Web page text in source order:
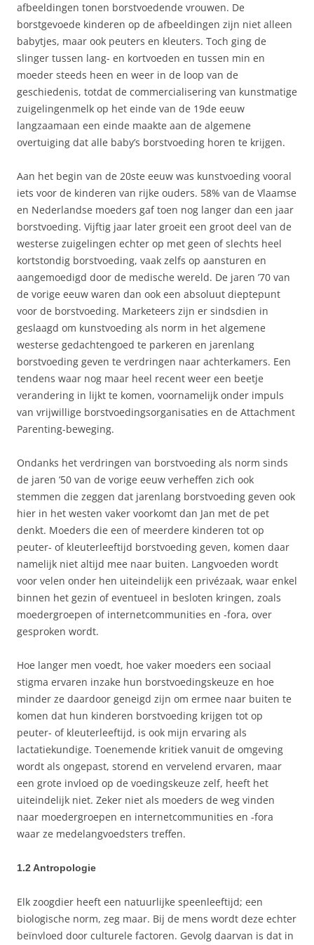
afbeeldingen tonen borstvoedende vrouwen. De
borstgevoede kinderen op de afbeeldingen zijn niet alleen
babytjes, maar ook peuters en kleuters. Toch ging de
slinger tussen lang- en kortvoeden en tussen min en
moeder steeds heen en weer in de loop van de
geschiedenis, totdat de commercialisering van kunstmatige
zuigelingenmelk op het einde van de 19de eeuw
langzaamaan een einde maakte aan de algemene
overtuiging dat alle baby’s borstvoeding horen te krijgen.
Aan het begin van de 20ste eeuw was kunstvoeding vooral
iets voor de kinderen van rijke ouders. 58% van de Vlaamse
en Nederlandse moeders gaf toen nog langer dan een jaar
borstvoeding. Vijftig jaar later groeit een groot deel van de
westerse zuigelingen echter op met geen of slechts heel
kortstondig borstvoeding, vaak zelfs op aansturen en
aangemoedigd door de medische wereld. De jaren ’70 van
de vorige eeuw waren dan ook een absoluut dieptepunt
voor de borstvoeding. Marketeers zijn er sindsdien in
geslaagd om kunstvoeding als norm in het algemene
westerse gedachtengoed te parkeren en jarenlang
borstvoeding geven te verdringen naar achterkamers. Een
tendens waar nog maar heel recent weer een beetje
verandering in lijkt te komen, voornamelijk onder impuls
van vrijwillige borstvoedingsorganisaties en de Attachment
Parenting-beweging.
Ondanks het verdringen van borstvoeding als norm sinds
de jaren ’50 van de vorige eeuw verheffen zich ook
stemmen die zeggen dat jarenlang borstvoeding geven ook
hier in het westen vaker voorkomt dan Jan met de pet
denkt. Moeders die een of meerdere kinderen tot op
peuter- of kleuterleeftijd borstvoeding geven, komen daar
namelijk niet altijd mee naar buiten. Langvoeden wordt
voor velen onder hen uiteindelijk een privézaak, waar enkel
binnen het gezin of eventueel in besloten kringen, zoals
moedergroepen of internetcommunities en -fora, over
gesproken wordt.
Hoe langer men voedt, hoe vaker moeders een sociaal
stigma ervaren inzake hun borstvoedingskeuze en hoe
minder ze daardoor geneigd zijn om ermee naar buiten te
komen dat hun kinderen borstvoeding krijgen tot op
peuter- of kleuterleeftijd, is ook mijn ervaring als
lactatiekundige. Toenemende kritiek vanuit de omgeving
wordt als ongepast, storend en vervelend ervaren, maar
een grote invloed op de voedingskeuze zelf, heeft het
uiteindelijk niet. Zeker niet als moeders de weg vinden
naar moedergroepen en internetcommunities en -fora
waar ze medelangvoedsters treffen.
1.2 Antropologie
Elk zoogdier heeft een natuurlijke speenleeftijd; een
biologische norm, zeg maar. Bij de mens wordt deze echter
beïnvloed door culturele factoren. Gevolg daarvan is dat in